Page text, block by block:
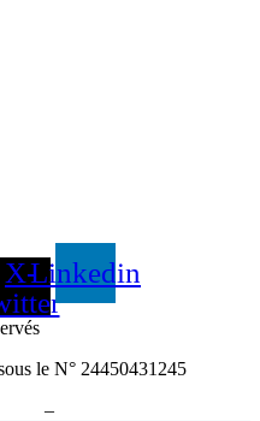
X-Linkedin
le N° 24450431245
–